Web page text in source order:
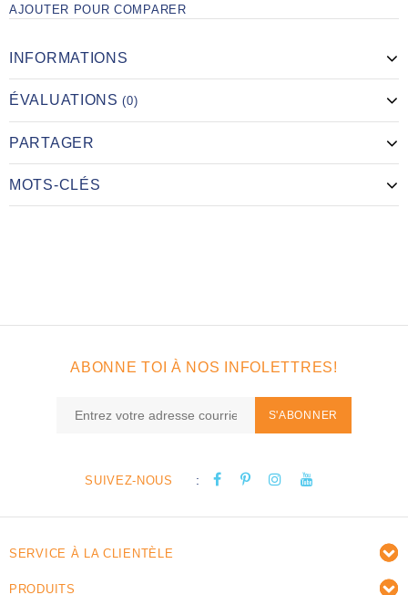
AJOUTER POUR COMPARER
INFORMATIONS
ÉVALUATIONS(0)
PARTAGER
MOTS-CLÉS
ABONNE TOI À NOS INFOLETTRES!
S'ABONNER
SUIVEZ-NOUS :
SERVICE À LA CLIENTÈLE
PRODUITS